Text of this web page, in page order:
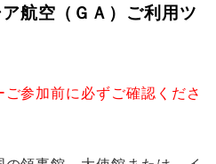
航空（ＧＡ）ご利用ツ
参加前に必ずご確認くださ